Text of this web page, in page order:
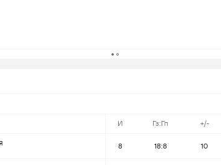
И Гз:Гп +/-
8 18:8 10